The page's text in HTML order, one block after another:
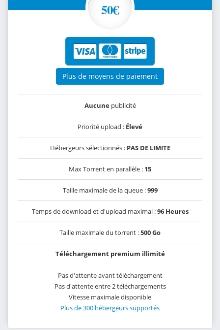
50€
Plus de moyens de paiement
Aucunepublicité
Priorité upload : Élevé
Hébergeurs sélectionnés : PAS DE LIMITE
Max Torrent en parallèle : 15
Taille maximale de la queue :999
Temps de download et d'upload maximal :96 Heures
Taille maximale du torrent :500 Go
Téléchargement premium illimité
Pas d'attente avant téléchargement
Pas d'attente entre 2 téléchargements
Vitesse maximale disponible
Plus de 300 hébergeurs supportés